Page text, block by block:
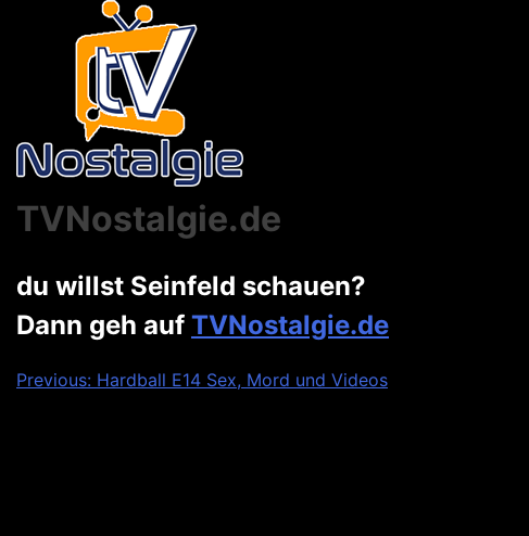
TVNostalgie.de
du willst Seinfeld schauen?
Dann geh auf TVNostalgie.de
Beitragsnavigation
Previous: Hardball E14 Sex, Mord und Videos